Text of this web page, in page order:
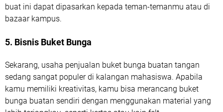
buat ini dapat dipasarkan kepada teman-temanmu atau di
bazaar kampus.
5. Bisnis Buket Bunga
Sekarang, usaha penjualan buket bunga buatan tangan
sedang sangat populer di kalangan mahasiswa. Apabila
kamu memiliki kreativitas, kamu bisa merancang buket
bunga buatan sendiri dengan menggunakan material yang